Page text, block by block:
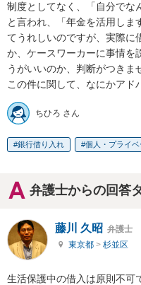
制度としてなく、「自分でな
と言われ、「年金を活用しま
てうれしいのですが、実際に
か、ケースワーカーに事情を
うがいいのか、判断がつきま
この件に関して、なにかアド
ちひろ さん
銀行借り入れ 個人・プライベ
弁護士からの回答
藤川 久昭 弁護士
東京都 > 杉並区
生活保護中の借入は原則不可